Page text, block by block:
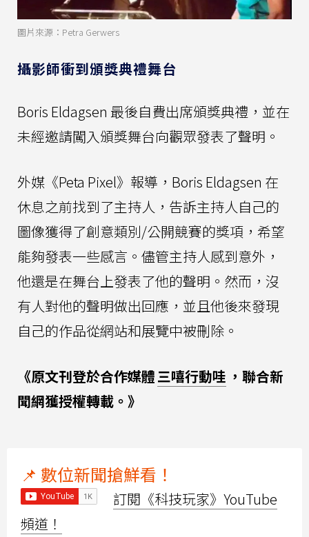
圖片來源：Petra Gerwers
攝影師衝到頒獎典禮舞台
Boris Eldagsen 最後自費出席頒獎典禮，並在
未經邀請闖入頒獎舞台向觀眾發表了聲明。
外媒《Peta Pixel》報導，Boris Eldagsen 在
休息之前找到了主持人，告訴主持人自己的
圖像獲得了創意類別/公開競賽的獎項，希望
能夠發表一些感言。儘管主持人感到意外，
他還是在舞台上發表了他的聲明。然而，沒
有人對他的聲明做出回應，並且他後來發現
自己的作品從網站和展覽中被刪除。
《原文刊登於合作媒體三嘻行動哇 ，聯合新
聞網獲授權轉載。》
📌 數位新聞搶鮮看！
訂閱《科技玩家》YouTube
頻道！